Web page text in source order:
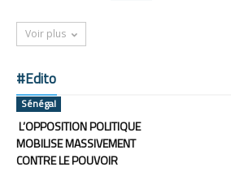
Voir plus
#Edito
Sénégal
L’OPPOSITION POLITIQUE
MOBILISE MASSIVEMENT
CONTRE LE POUVOIR